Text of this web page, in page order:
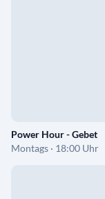
Power Hour - Gebet
Montags · 18:00 Uhr